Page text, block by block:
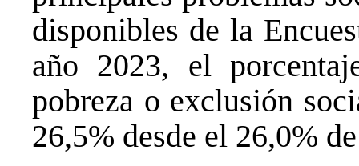
disponibles de la
año 2023, el
pobreza o exclusión
26,5% desde el 26,0%